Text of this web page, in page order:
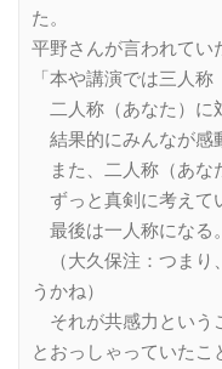
た。
平野さんが言われてい
「本や講演では三人称
二人称（あなた）に
結果的にみんなが感
また、二人称（あな
ずっと真剣に考えて
最後は一人称になる。
（大久保注：つまり
うかね）
それが共感力という
とおっしゃっていたこ